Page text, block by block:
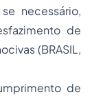
necessário,
de
(BRASIL,
de